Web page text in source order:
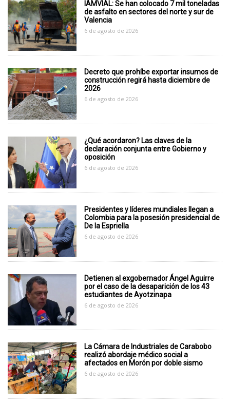
IAMVIAL: Se han colocado 7 mil toneladas
de asfalto en sectores del norte y sur de
Valencia
6 de agosto de 2026
Decreto que prohíbe exportar insumos de
construcción regirá hasta diciembre de
2026
6 de agosto de 2026
¿Qué acordaron? Las claves de la
declaración conjunta entre Gobierno y
oposición
6 de agosto de 2026
Presidentes y líderes mundiales llegan a
Colombia para la posesión presidencial de
De la Espriella
6 de agosto de 2026
Detienen al exgobernador Ángel Aguirre
por el caso de la desaparición de los 43
estudiantes de Ayotzinapa
6 de agosto de 2026
La Cámara de Industriales de Carabobo
realizó abordaje médico social a
afectados en Morón por doble sismo
6 de agosto de 2026